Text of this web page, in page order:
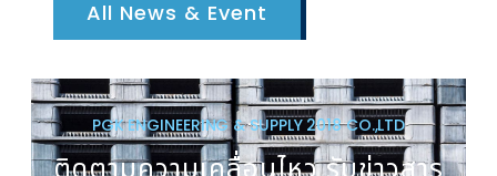
All News & Event
PGK ENGINEERING & SUPPLY 2018 CO.,LTD